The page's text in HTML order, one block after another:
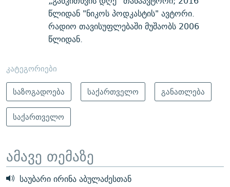
წლიდან "ნიკოს პოდკასტის" ავტორი.
რადიო თავისუფლებაში მუშაობს 2006
წლიდან.
კატეგორიები
საზოგადოება
საქართველო
განათლება
საქართველო
ამავე თემაზე
საუბარი ირინა აბულაძესთან